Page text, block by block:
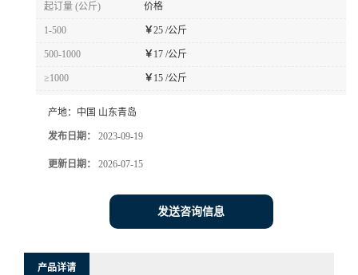
起订量 (公斤) 价格
1-500 ￥25 /公斤
500-1000 ￥ 17 /公斤
≥1000 ￥ 15 /公斤
产地： 中国 山东青岛
发布日期： 2023-09-19
更新日期： 2026-07-15
发送咨询信息
产品详请